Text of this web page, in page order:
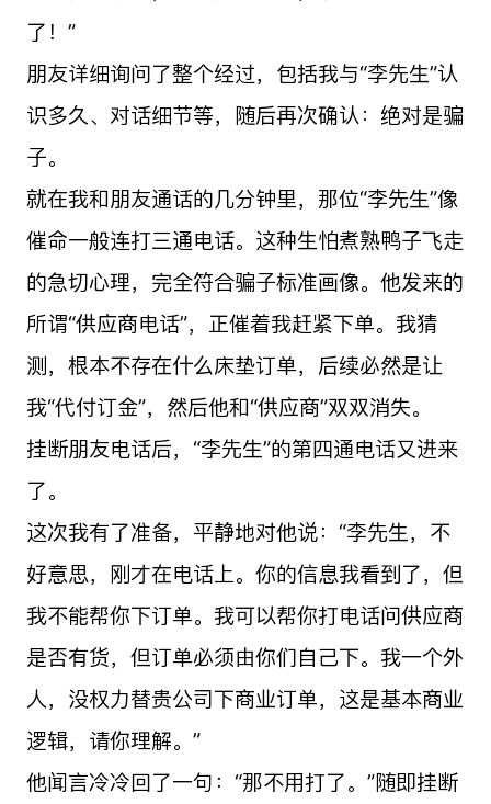
了！”
朋友详细询问了整个经过，包括我与“李先生”认
识多久、对话细节等，随后再次确认：绝对是骗
子。
就在我和朋友通话的几分钟里，那位“李先生”像
催命一般连打三通电话。这种生怕煮熟鸭子飞走
的急切心理，完全符合骗子标准画像。他发来的
所谓“供应商电话”，正催着我赶紧下单。我猜
测，根本不存在什么床垫订单，后续必然是让
我“代付订金”，然后他和“供应商”双双消失。
挂断朋友电话后，“李先生”的第四通电话又进来
了。
这次我有了准备，平静地对他说：“李先生，不
好意思，刚才在电话上。你的信息我看到了，但
我不能帮你下订单。我可以帮你打电话问供应商
是否有货，但订单必须由你们自己下。我一个外
人，没权力替贵公司下商业订单，这是基本商业
逻辑，请你理解。”
他闻言冷冷回了一句：“那不用打了。”随即挂断